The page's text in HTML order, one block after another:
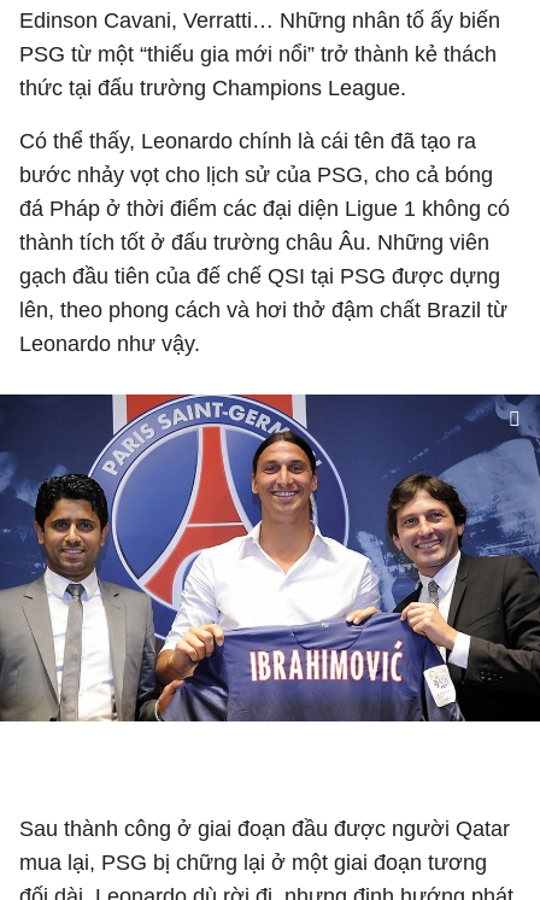
Edinson Cavani, Verratti… Những nhân tố ấy biến
PSG từ một “thiếu gia mới nổi” trở thành kẻ thách
thức tại đấu trường Champions League.
Có thể thấy, Leonardo chính là cái tên đã tạo ra
bước nhảy vọt cho lịch sử của PSG, cho cả bóng
đá Pháp ở thời điểm các đại diện Ligue 1 không có
thành tích tốt ở đấu trường châu Âu. Những viên
gạch đầu tiên của đế chế QSI tại PSG được dựng
lên, theo phong cách và hơi thở đậm chất Brazil từ
Leonardo như vậy.
Sau thành công ở giai đoạn đầu được người Qatar
mua lại, PSG bị chững lại ở một giai đoạn tương